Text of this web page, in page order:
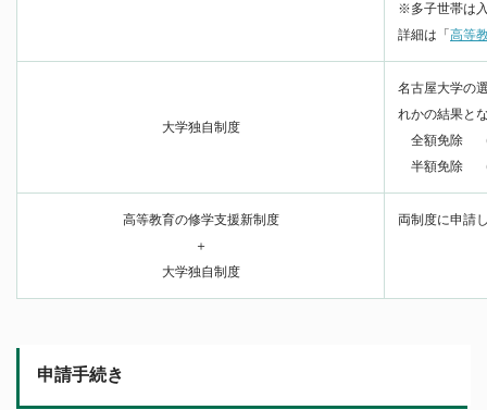
※多子世帯は
詳細は「 高等
大学独自制度
名古屋大学の
れかの結果と
全額免除
半額免除
高等教育の修学支援新制度
＋
大学独自制度
両制度に申請
申請手続き